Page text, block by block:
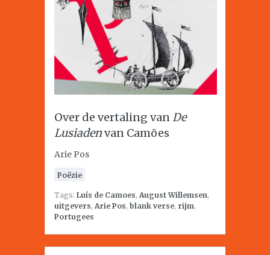
Over de vertaling vanDe
Lusiadenvan Camões
Arie Pos
Poëzie
Tags: Luís de Camoes, August Willemsen,
uitgevers, Arie Pos, blank verse, rijm,
Portugees